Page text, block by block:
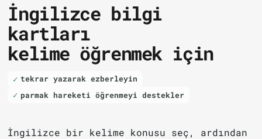
İngilizce bilgi
kartları
kelime öğrenmek için
tekrar yazarak ezberleyin
parmak hareketi öğrenmeyi destekler
İngilizce bir kelime konusu seç, ardından